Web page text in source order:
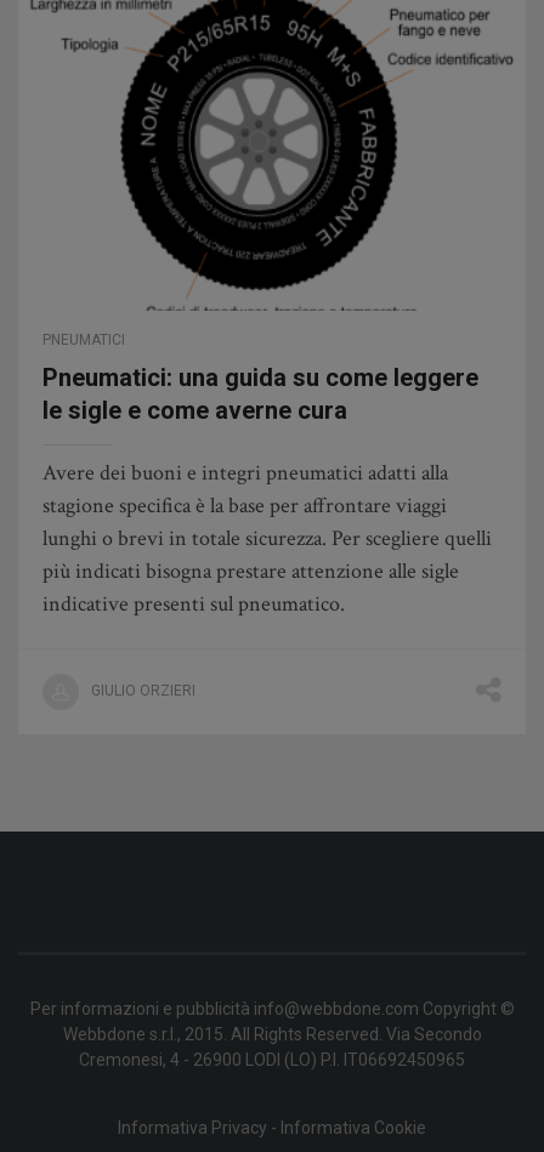
PNEUMATICI
Pneumatici: una guida su come leggere
le sigle e come averne cura
Avere dei buoni e integri pneumatici adatti alla
stagione specifica è la base per affrontare viaggi
lunghi o brevi in totale sicurezza. Per scegliere quelli
più indicati bisogna prestare attenzione alle sigle
indicative presenti sul pneumatico.
GIULIO ORZIERI
Per informazioni e pubblicità info@webbdone.com Copyright ©
Webbdone s.r.l., 2015. All Rights Reserved. Via Secondo
Cremonesi, 4 - 26900 LODI (LO) P.I. IT06692450965
Informativa Privacy - Informativa Cookie